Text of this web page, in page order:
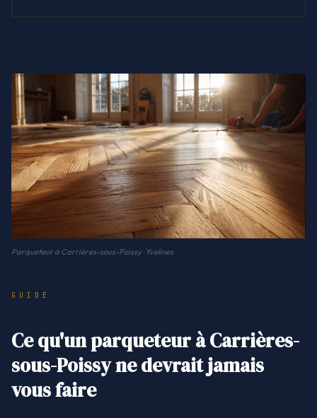
Parqueteur à Carrières-sous-Poissy · Yvelines
GUIDE
Ce qu'un parqueteur à Carrières-
sous-Poissy ne devrait jamais
vous faire